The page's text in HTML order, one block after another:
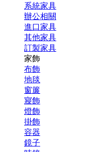
系統家具
辦公相關
進口家具
其他家具
訂製家具
家飾
布飾
地毯
窗簾
寢飾
燈飾
掛飾
容器
鏡子